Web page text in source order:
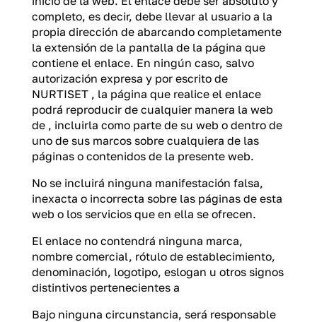
completo, es decir, debe llevar al usuario a la
propia dirección de abarcando completamente
la extensión de la pantalla de la página que
contiene el enlace. En ningún caso, salvo
autorización expresa y por escrito de
NURTISET , la página que realice el enlace
podrá reproducir de cualquier manera la web
de , incluirla como parte de su web o dentro de
uno de sus marcos sobre cualquiera de las
páginas o contenidos de la presente web.
No se incluirá ninguna manifestación falsa,
inexacta o incorrecta sobre las páginas de esta
web o los servicios que en ella se ofrecen.
El enlace no contendrá ninguna marca,
nombre comercial, rótulo de establecimiento,
denominación, logotipo, eslogan u otros signos
distintivos pertenecientes a
Bajo ninguna circunstancia, será responsable